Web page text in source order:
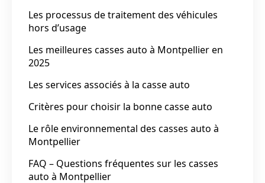
Les processus de traitement des véhicules
hors d’usage
Les meilleures casses auto à Montpellier en
2025
Les services associés à la casse auto
Critères pour choisir la bonne casse auto
Le rôle environnemental des casses auto à
Montpellier
FAQ – Questions fréquentes sur les casses
auto à Montpellier